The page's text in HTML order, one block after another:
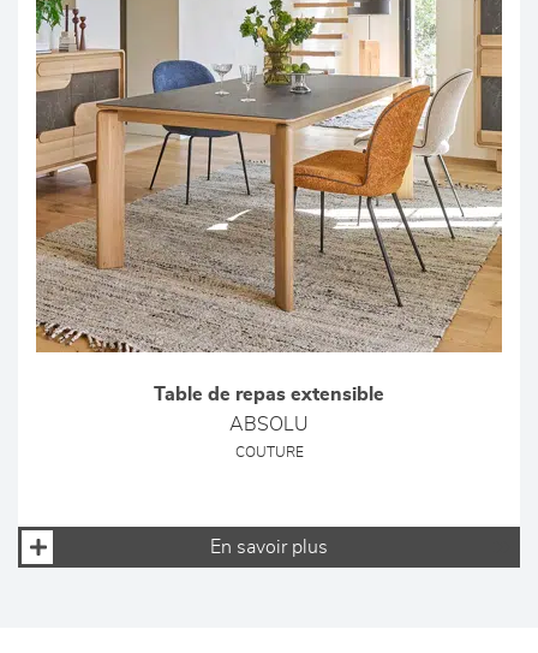
Table de repas extensible
ABSOLU
COUTURE
En savoir plus